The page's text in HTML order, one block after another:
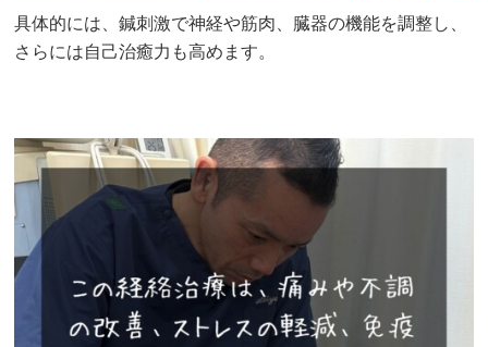
具体的には、鍼刺激で神経や筋肉、臓器の機能を調整し、
さらには自己治癒力も高めます。